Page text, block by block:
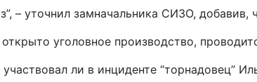
– уточнил замначальника СИЗО,
уголовное производство,
ли в инциденте “торнадовец”